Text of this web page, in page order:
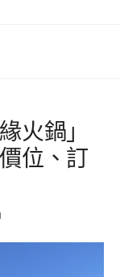
火鍋」
位、訂